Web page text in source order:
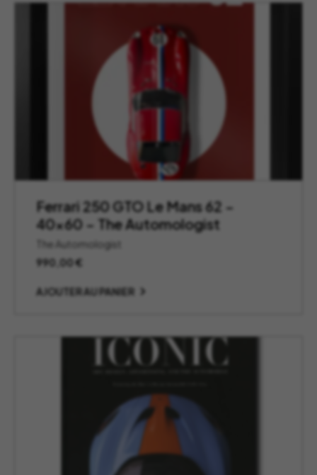
Ferrari 250 GTO Le Mans 62 –
40×60 – The Automologist
The Automologist
990,00€
AJOUTER AU PANIER